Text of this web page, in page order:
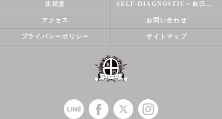
生径堂 SELF-DIAGNOSTIC～自己診断～
アクセス お問い合わせ
プライバシーポリシー サイトマップ